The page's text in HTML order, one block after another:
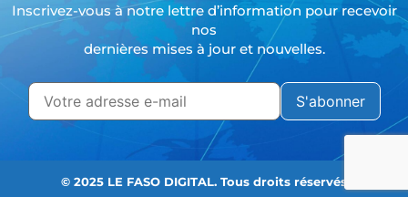
Inscrivez-vous à notre lettre d’information pour recevoir
nos
dernières mises à jour et nouvelles.
© 2025 LE FASO DIGITAL. Tous droits réservés